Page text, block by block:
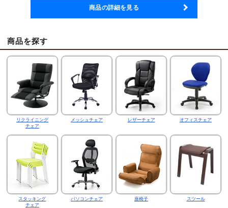
商品の詳細を見る
商品を探す
リクライニング
チェア
メッシュチェア レザーチェア オフィスチェア
スタッキング
チェア
パソコンチェア 座椅子 スツール